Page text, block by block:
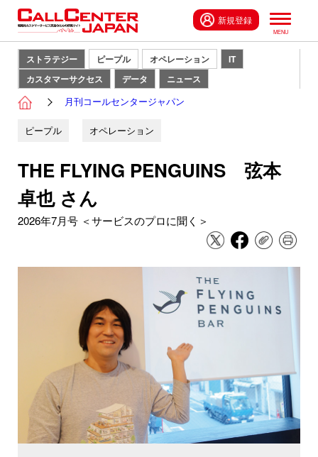
新規登録
ストラテジー ピープル オペレーション
IT
カスタマーサクセス
データ ニュース
月刊コールセンタージャパン
ピープル オペレーション
THE FLYING PENGUINS 弦本
卓也 さん
2026年7月号 ＜サービスのプロに聞く＞